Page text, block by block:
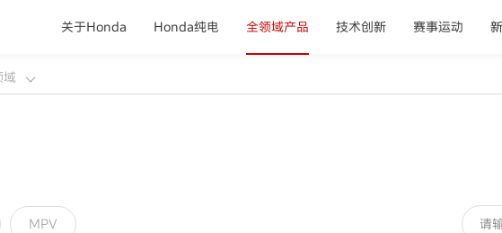
关于Honda Honda纯电 全领域产品 技术创新 赛事运动
域
MPV